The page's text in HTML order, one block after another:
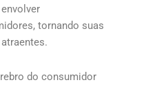
tornando suas
do consumidor